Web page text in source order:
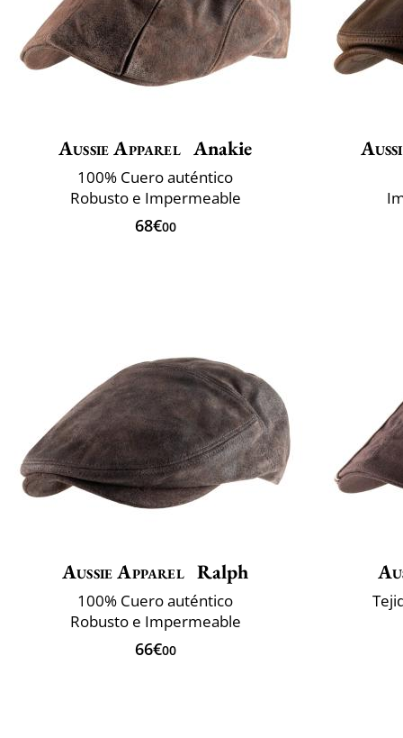
Aussie Apparel Anakie
100% Cuero auténtico
Robusto e Impermeable
68€00
Aussie Apparel Ralph
100% Cuero auténtico
Robusto e Impermeable
66€00